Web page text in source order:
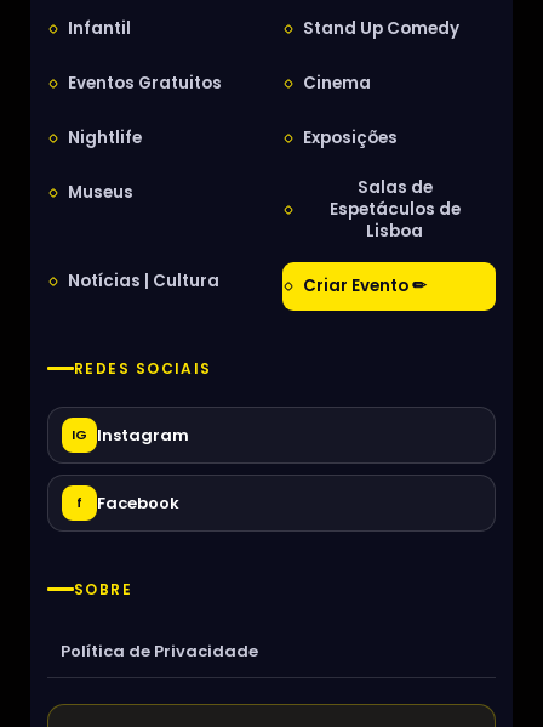
Infantil Stand Up Comedy
Eventos Gratuitos Cinema
Nightlife Exposições
Museus
Salas de
Espetáculos de
Lisboa
Notícias | Cultura Criar Evento ✏
REDES SOCIAIS
IG Instagram
f Facebook
SOBRE
Política de Privacidade